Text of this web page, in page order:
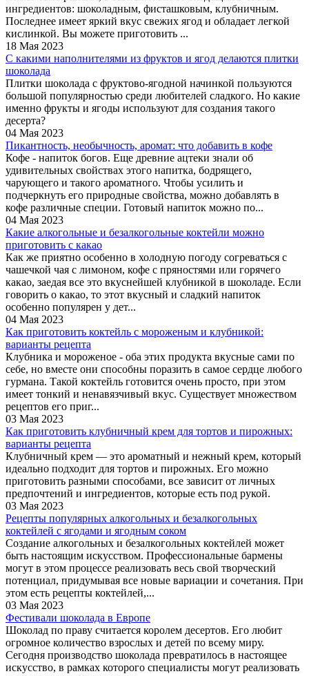
ингредиентов: шоколадным, фисташковым, клубничным.
Последнее имеет яркий вкус свежих ягод и обладает легкой
кислинкой. Вы можете приготовить ...
18 Мая 2023
С какими наполнителями из фруктов и ягод делаются плитки
шоколада
Плитки шоколада с фруктово-ягодной начинкой пользуются
большой популярностью среди любителей сладкого. Но какие
именно фрукты и ягоды используют для создания такого
десерта?
04 Мая 2023
Пикантность, необычность, аромат: что добавить в кофе
Кофе - напиток богов. Еще древние ацтеки знали об
удивительных свойствах этого напитка, бодрящего,
чарующего и такого ароматного. Чтобы усилить и
подчеркнуть его природные свойства, можно добавлять в
кофе различные специи. Готовый напиток можно по...
04 Мая 2023
Какие алкогольные и безалкогольные коктейли можно
приготовить с какао
Как же приятно особенно в холодную погоду согреваться с
чашечкой чая с лимоном, кофе с пряностями или горячего
какао, заедая все это вкуснейшей клубникой в шоколаде. Если
говорить о какао, то этот вкусный и сладкий напиток
особенно популярен у дет...
04 Мая 2023
Как приготовить коктейль с мороженым и клубникой:
варианты рецепта
Клубника и мороженое - оба этих продукта вкусные сами по
себе, но вместе они способны поразить в самое сердце любого
гурмана. Такой коктейль готовится очень просто, при этом
имеет тонкий и ненавязчивый вкус. Существует множеством
рецептов его приг...
03 Мая 2023
Как приготовить клубничный крем для тортов и пирожных:
варианты рецепта
Клубничный крем — это ароматный и нежный крем, который
идеально подходит для тортов и пирожных. Его можно
приготовить разными способами, все зависит от личных
предпочтений и ингредиентов, которые есть под рукой.
03 Мая 2023
Рецепты популярных алкогольных и безалкогольных
коктейлей с ягодами и ягодным соком
Создание алкогольных и безалкогольных коктейлей может
быть настоящим искусством. Профессиональные бармены
могут в этом процессе реализовать весь свой творческий
потенциал, придумывая все новые вариации и сочетания. При
этом есть рецепты коктейлей,...
03 Мая 2023
Фестивали шоколада в Европе
Шоколад по праву считается королем десертов. Его любит
огромное количество взрослых и детей по всему миру.
Сегодня производство шоколада превратилось в настоящее
искусство, в рамках которого специалисты могут реализовать